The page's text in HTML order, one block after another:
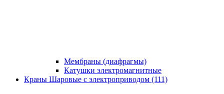
Мембраны (диафрагмы)
Катушки электромагнитные
Краны Шаровые с электроприводом (111)